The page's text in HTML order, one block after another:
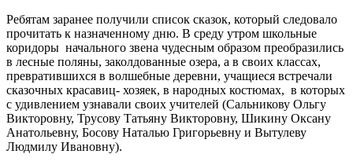
Ребятам заранее получили список сказок, который следовало
прочитать к назначенному дню. В среду утром школьные
коридоры начального звена чудесным образом преобразились
в лесные поляны, заколдованные озера, а в своих классах,
превратившихся в волшебные деревни, учащиеся встречали
сказочных красавиц- хозяек, в народных костюмах, в которых
с удивлением узнавали своих учителей (Сальникову Ольгу
Викторовну, Трусову Татьяну Викторовну, Шикину Оксану
Анатольевну, Босову Наталью Григорьевну и Вытулеву
Людмилу Ивановну).